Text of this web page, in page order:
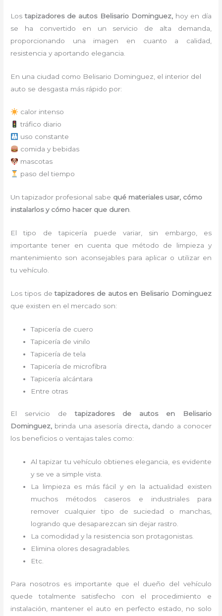
Los tapizadores de autos Belisario Dominguez, hoy en día
se ha convertido en un servicio de alta demanda,
proporcionando una imagen en cuanto a calidad,
resistencia y aportando elegancia.
En una ciudad como Belisario Dominguez, el interior del
auto se desgasta más rápido por:
calor intenso
tráfico diario
uso constante
comida y bebidas
mascotas
paso del tiempo
Un tapizador profesional sabe qué materiales usar, cómo
instalarlos y cómo hacer que duren.
El tipo de tapicería puede variar, sin embargo, es
importante tener en cuenta que método de limpieza y
mantenimiento son aconsejables para aplicar o utilizar en
tu vehículo.
Los tipos de tapizadores de autos en Belisario Dominguez
que existen en el mercado son:
Tapicería de cuero
Tapicería de vinilo
Tapicería de tela
Tapicería de microfibra
Tapicería alcántara
Entre otras
El servicio detapizadores de autos en Belisario
Dominguez, brinda una asesoría directa, dando a conocer
los beneficios o ventajas tales como:
Al tapizar tu vehículo obtienes elegancia, es evidente
y se ve a simple vista.
La limpieza es más fácil y en la actualidad existen
muchos métodos caseros e industriales para
remover cualquier tipo de suciedad o manchas,
logrando que desaparezcan sin dejar rastro.
La comodidad y la resistencia son protagonistas.
Elimina olores desagradables.
Etc.
Para nosotros es importante que el dueño del vehículo
quede totalmente satisfecho con el procedimiento e
instalación, mantener el auto en perfecto estado, no solo